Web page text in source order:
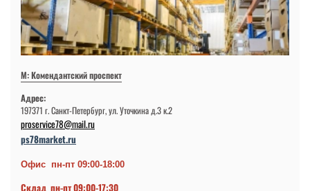
М: Комендантский проспект
Адрес:
197371 г. Санкт-Петербург, ул. Уточкина д.3 к.2
proservice78@mail.ru
ps78market.ru
Офис пн-пт 09:00-18:00
Склад пн-пт 09:00-17:30